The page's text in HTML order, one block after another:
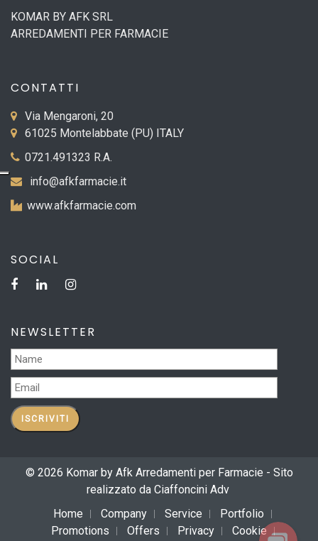
KOMAR BY AFK SRL
ARREDAMENTI PER FARMACIE
CONTATTI
Via Mengaroni, 20
61025 Montelabbate (PU) ITALY
0721.491323 R.A.
info@afkfarmacie.it
www.afkfarmacie.com
SOCIAL
NEWSLETTER
© 2026 Komar by Afk Arredamenti per Farmacie - Sito
realizzato da Ciaffoncini Adv
Home
Company Service
Portfolio
Promotions
Offers Privacy
Cookie